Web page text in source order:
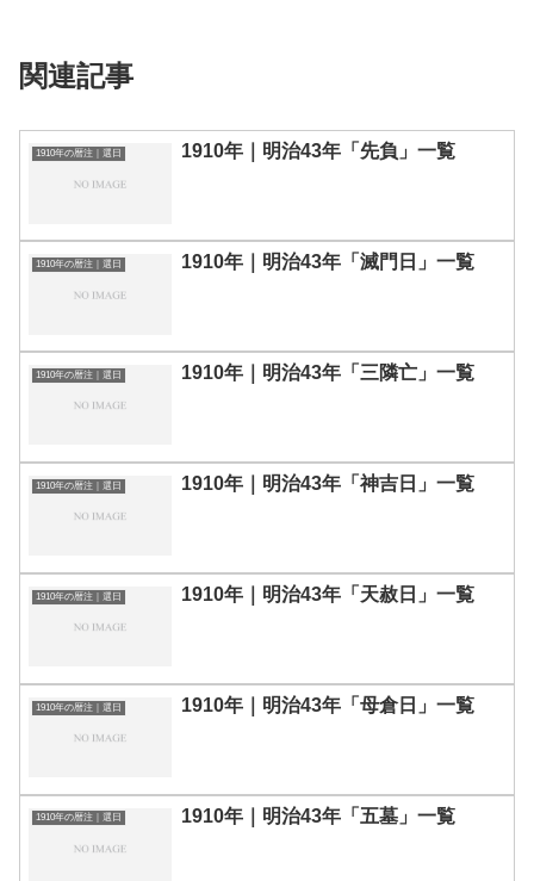
関連記事
1910年の暦注｜選日 1910年｜明治43年「先負」一覧
1910年の暦注｜選日 1910年｜明治43年「滅門日」一覧
1910年の暦注｜選日 1910年｜明治43年「三隣亡」一覧
1910年の暦注｜選日 1910年｜明治43年「神吉日」一覧
1910年の暦注｜選日 1910年｜明治43年「天赦日」一覧
1910年の暦注｜選日 1910年｜明治43年「母倉日」一覧
1910年の暦注｜選日 1910年｜明治43年「五墓」一覧